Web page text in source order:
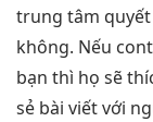
trung tâm quyết
không. Nếu
bạn thì họ sẽ
sẻ bài viết với